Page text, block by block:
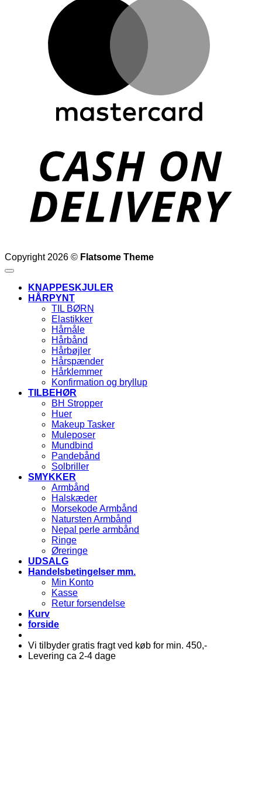
Copyright 2026 © Flatsome Theme
KNAPPESKJULER
HÅRPYNT
TIL BØRN
Elastikker
Hårnåle
Hårbånd
Hårbøjler
Hårspænder
Hårklemmer
Konfirmation og bryllup
TILBEHØR
BH Stropper
Huer
Makeup Tasker
Muleposer
Mundbind
Pandebånd
Solbriller
SMYKKER
Armbånd
Halskæder
Morsekode Armbånd
Natursten Armbånd
Nepal perle armbånd
Ringe
Øreringe
UDSALG
Handelsbetingelser mm.
Min Konto
Kasse
Retur forsendelse
Kurv
forside
Vi tilbyder gratis fragt ved køb for min. 450,-
Levering ca 2-4 dage